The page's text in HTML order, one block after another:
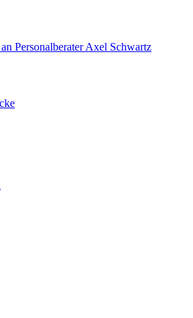
Personalberater Axel Schwartz